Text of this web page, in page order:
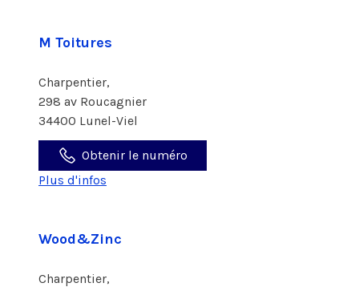
M Toitures
Charpentier,
298 av Roucagnier
34400 Lunel-Viel
Obtenir le numéro
Plus d'infos
Wood&Zinc
Charpentier,